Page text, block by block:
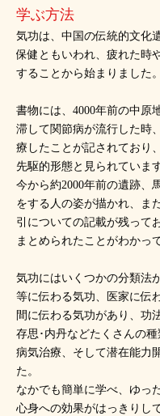
学ぶ方法
気功は、中国の伝統的文化
保健ともいわれ、疲れた時
することから始まりました。
書物には、4000年前の中原
滞して関節病が流行した時
療したことが記されており
先駆的形態と見られています
今から約2000年前の遺跡、
をする人の姿が描かれ、ま
引についての記載が残って
まとめられたことがわかっ
気功にはいくつかの分類法
等に伝わる気功、医家に伝
間に伝わる気功があり、功
存思･内丹などたくさんの
病気治療、そして潜在能力
た。
なかでも簡単に学べ、ゆっ
心身への効果がはっきりし